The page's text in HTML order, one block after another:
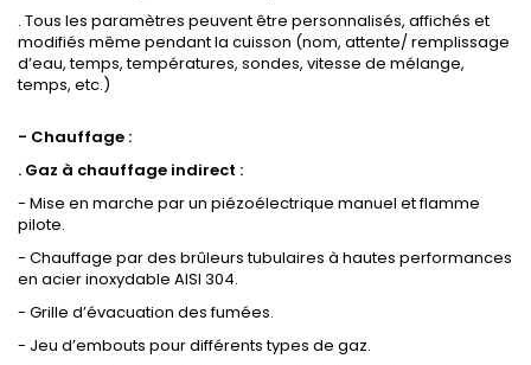
. Tous les paramètres peuvent être personnalisés, affichés et
modifiés même pendant la cuisson (nom, attente/ remplissage
d’eau, temps, températures, sondes, vitesse de mélange,
temps, etc.)
- Chauffage :
. Gaz à chauffage indirect :
- Mise en marche par un piézoélectrique manuel et flamme
pilote.
- Chauffage par des brûleurs tubulaires à hautes performances
en acier inoxydable AISI 304.
- Grille d’évacuation des fumées.
- Jeu d’embouts pour différents types de gaz.